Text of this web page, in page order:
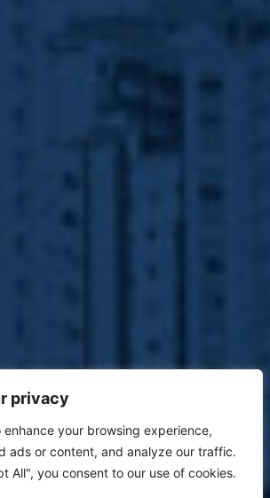
privacy
enhance your browsing experience,
ads or content, and analyze our traffic.
All", you consent to our use of cookies.